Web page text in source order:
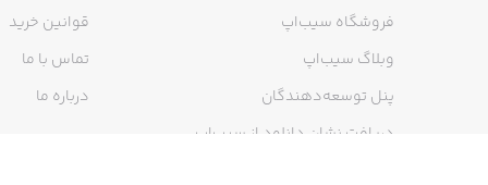
فروشگاه سیب‌اپ
وبلاگ سیب‌اپ
پنل توسعه‌دهندگان
دریافت نشان دانلود از سیب‌اپ
قوانین خرید
تماس با ما
درباره ما